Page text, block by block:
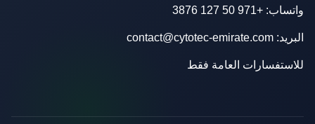
واتساب: +971 50 127 3876
البريد: contact@cytotec-emirate.com
للاستفسارات العامة فقط